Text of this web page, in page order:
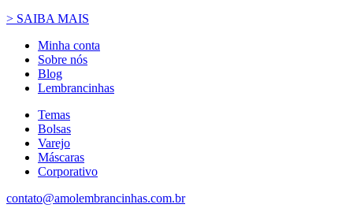
> SAIBA MAIS
Minha conta
Sobre nós
Blog
Lembrancinhas
Temas
Bolsas
Varejo
Máscaras
Corporativo
contato@amolembrancinhas.com.br